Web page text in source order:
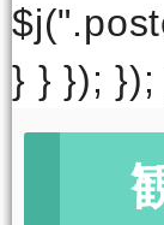
} } }); });